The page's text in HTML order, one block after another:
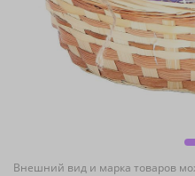
Внешний вид и марка товаров